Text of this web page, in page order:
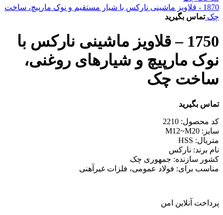
1870 - قلاویز ماشینی نارکس با شیار مستقیم و نوک مارپیچ، ساخت
چکتماس بگیرید
1750 – قلاویز ماشینی نارکس با
نوک مارپیچ و شیارهای روغنی،
ساخت چک
تماس بگیرید
کد محصول: 2210
سایز: M12~M20
متریال: HSS
نام برند: نارکس
کشور سازنده: جمهوری چک
مناسب برای: فولاد عمومی، فلزات غیرآهنی
پرداخت آنلاین امن